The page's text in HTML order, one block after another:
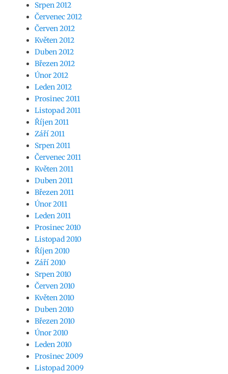
Srpen 2012
Červenec 2012
Červen 2012
Květen 2012
Duben 2012
Březen 2012
Únor 2012
Leden 2012
Prosinec 2011
Listopad 2011
Říjen 2011
Září 2011
Srpen 2011
Červenec 2011
Květen 2011
Duben 2011
Březen 2011
Únor 2011
Leden 2011
Prosinec 2010
Listopad 2010
Říjen 2010
Září 2010
Srpen 2010
Červen 2010
Květen 2010
Duben 2010
Březen 2010
Únor 2010
Leden 2010
Prosinec 2009
Listopad 2009